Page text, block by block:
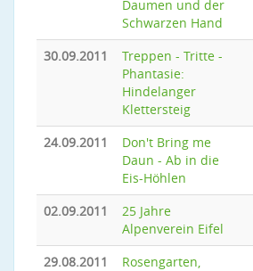
Daumen und der
Schwarzen Hand
30.09.2011
Treppen - Tritte -
Phantasie:
Hindelanger
Klettersteig
24.09.2011
Don't Bring me
Daun - Ab in die
Eis-Höhlen
02.09.2011
25 Jahre
Alpenverein Eifel
29.08.2011
Rosengarten,